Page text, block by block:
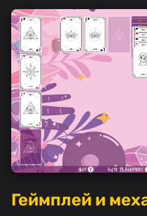
Геймплей и